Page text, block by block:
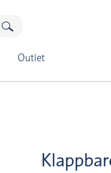
Outlet